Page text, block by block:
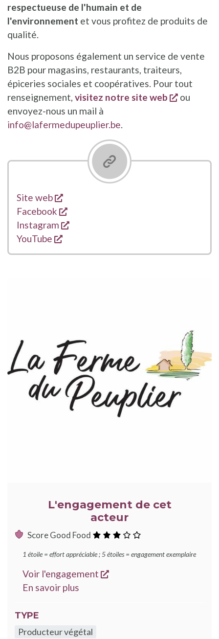
respectueuse de l'humain et de
l'environnement et vous profitez de produits de
qualité.
Nous proposons également un service de vente
B2B pour magasins, restaurants, traiteurs,
épiceries sociales et coopératives. Pour tout
renseignement, visitez notre site web s'ouvre
ou
envoyez-nous un mail à
info@lafermedupeuplier.be.
Liens
Site web
s'ouvre dans une nouvelle fenêtre
Facebook
s'ouvre dans une nouvelle fenêtre
Instagram
s'ouvre dans une nouvelle fenêtre
YouTube
s'ouvre dans une nouvelle fenêtre
L'engagement de cet
acteur
Score Good Food
étoiles
1 étoile = effort appréciable ; 5 étoiles = engagement exemplaire
Voir l'engagement
s'ouvre dans une
En savoir plus
TYPE
Producteur végétal